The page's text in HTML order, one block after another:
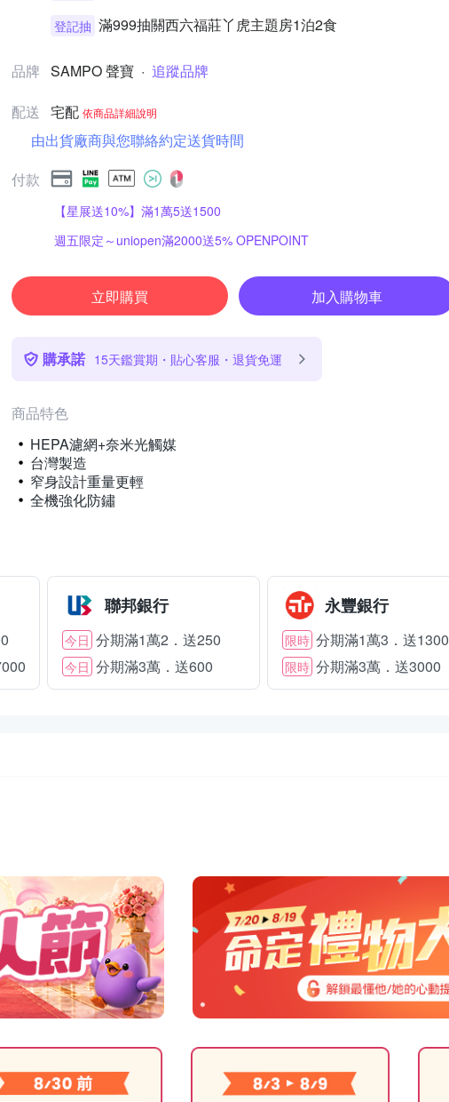
登記抽 滿999抽關西六福莊丫虎主題房1泊2食
品牌 SAMPO 聲寶 · 追蹤品牌
配送
宅配 依商品詳細說明
由出貨廠商與您聯絡約定送貨時間
付款
【星展送10%】滿1萬5送1500
週五限定～uniopen滿2000送5% OPENPOINT
立即購買 加入購物車
購承諾 15天鑑賞期・貼心客服・退貨免運
商品特色
HEPA濾網+奈米光觸媒
台灣製造
窄身設計重量更輕
全機強化防鏽
聯邦銀行
今日 分期滿1萬2．送250
今日 分期滿3萬．送600
永豐銀行
限時 分期滿1萬3．送1300
限時 分期滿3萬．送3000